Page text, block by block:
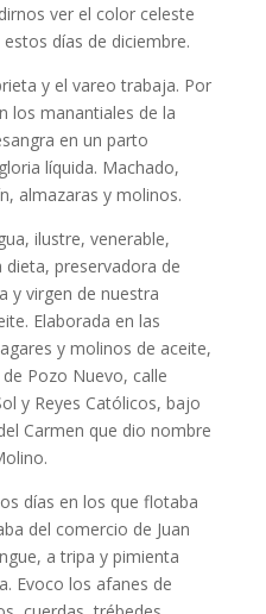
ver el color celeste
días de diciembre.
y el vareo trabaja. Por
los manantiales de la
en un parto
líquida. Machado,
almazaras y molinos.
ilustre, venerable,
preservadora de
y virgen de nuestra
Elaborada en las
y molinos de aceite,
Pozo Nuevo, calle
y Reyes Católicos, bajo
Carmen que dio nombre
días en los que flotaba
del comercio de Juan
a tripa y pimienta
Evoco los afanes de